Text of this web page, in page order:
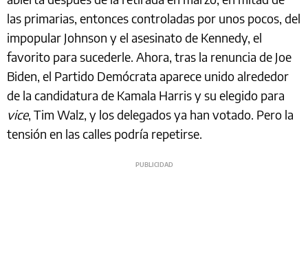
las primarias, entonces controladas por unos pocos, del
impopular Johnson y el asesinato de Kennedy, el
favorito para sucederle. Ahora, tras la renuncia de Joe
Biden, el Partido Demócrata aparece unido alrededor
de la candidatura de Kamala Harris y su elegido para
vice, Tim Walz, y los delegados ya han votado. Pero la
tensión en las calles podría repetirse.